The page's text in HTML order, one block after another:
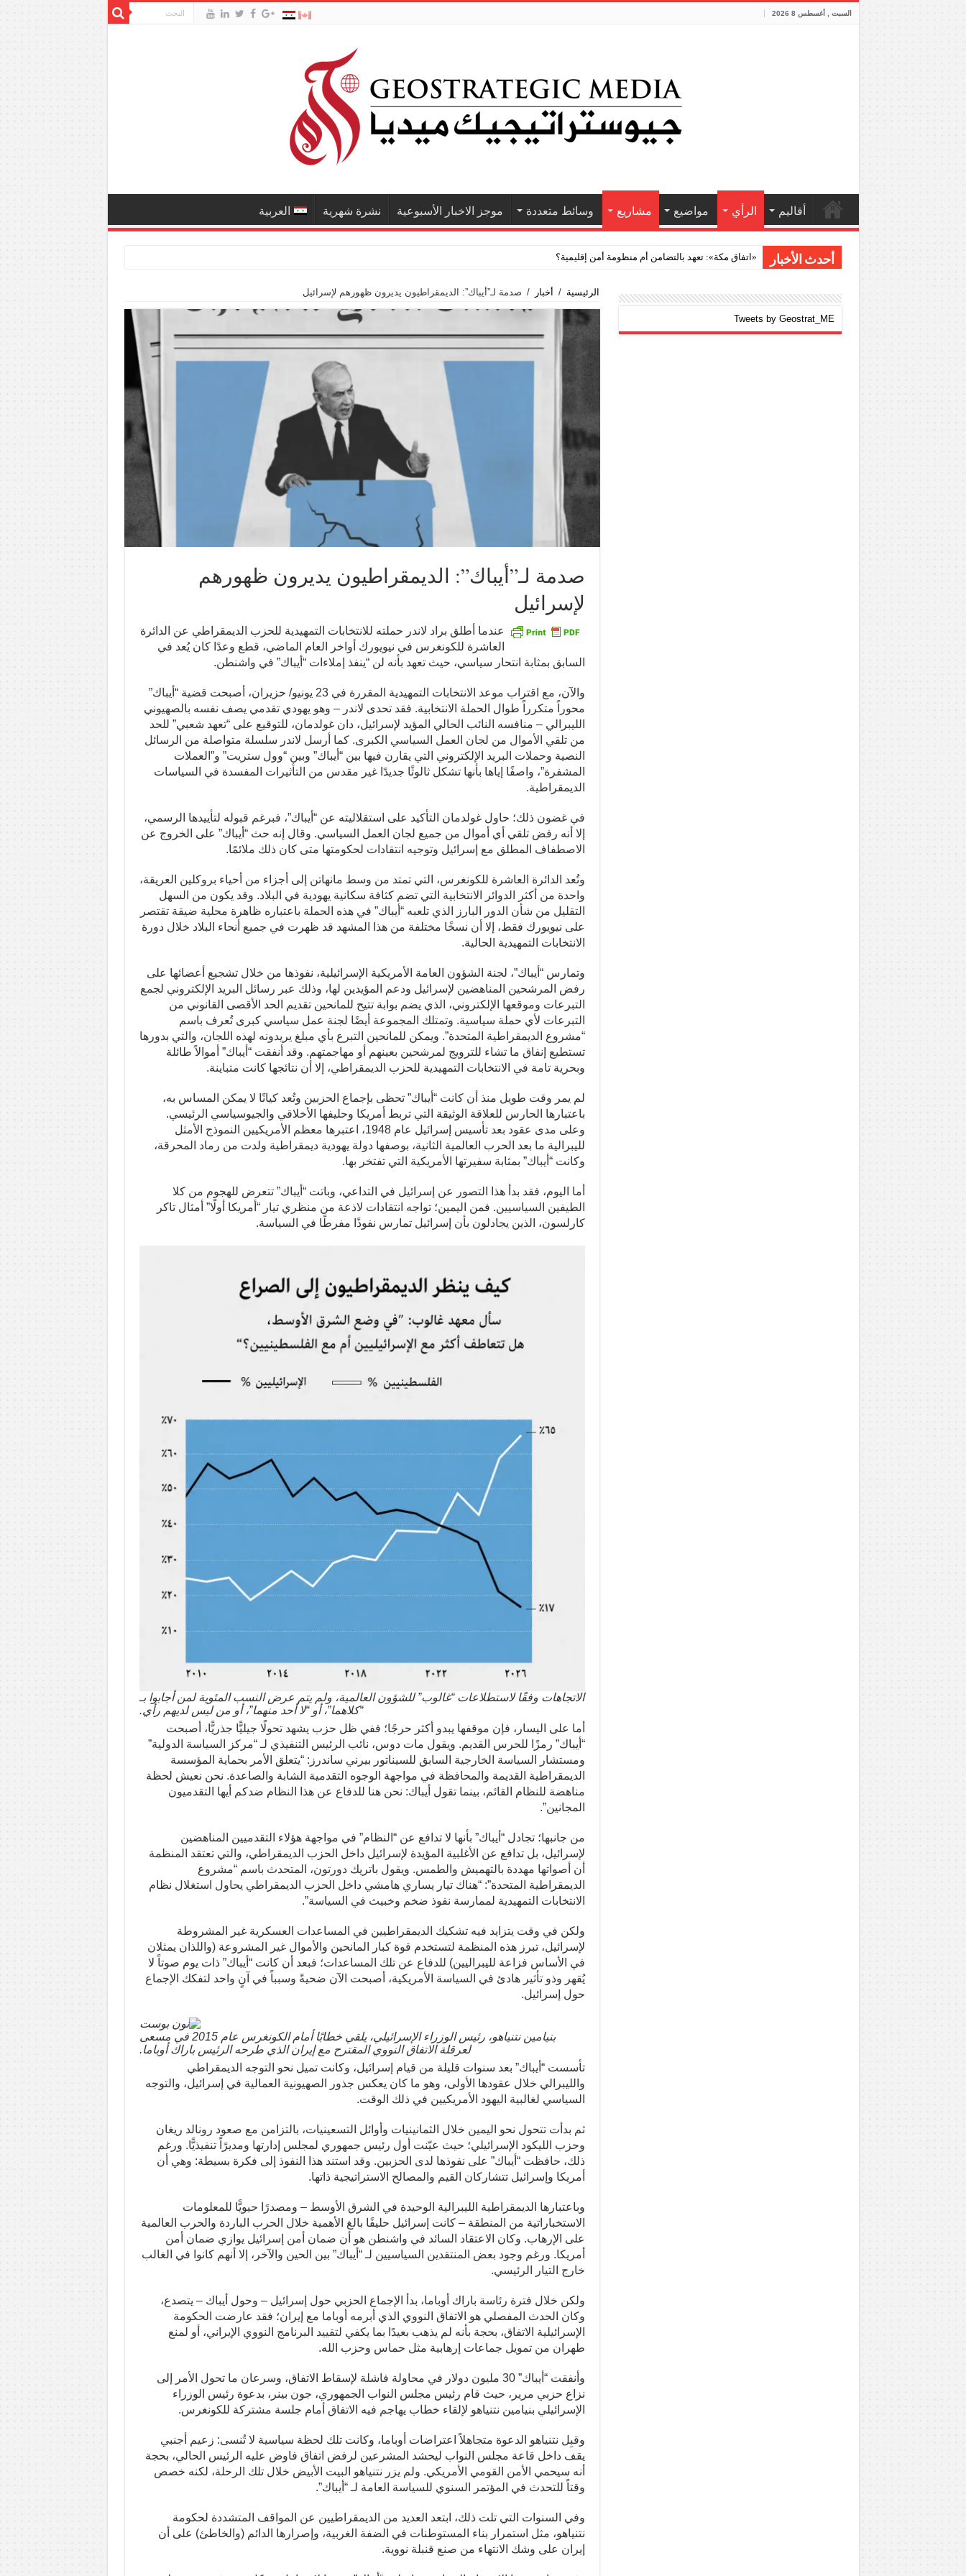
السبت , أغسطس 8 2026
أقاليم الرأي مواضيع مشاريع وسائط متعددة موجز الاخبار الأسبوعية نشرة شهرية العربية
أحدث الأخبار فانتازيا أردنية
الرئيسية / أخبار / صدمة لـ”أيباك”: الديمقراطيون يديرون ظهورهم لإسرائيل
صدمة لـ”أيباك”: الديمقراطيون يديرون ظهورهم
لإسرائيل
عندما أطلق براد لاندر حملته للانتخابات التمهيدية للحزب الديمقراطي عن الدائرة
العاشرة للكونغرس في نيويورك أواخر العام الماضي، قطع وعدًا كان يُعد في
السابق بمثابة انتحار سياسي، حيث تعهد بأنه لن “ينفذ إملاءات “أيباك” في واشنطن.
والآن، مع اقتراب موعد الانتخابات التمهيدية المقررة في 23 يونيو/ حزيران، أصبحت قضية “أيباك”
محوراً متكرراً طوال الحملة الانتخابية. فقد تحدى لاندر – وهو يهودي تقدمي يصف نفسه بالصهيوني
الليبرالي – منافسه النائب الحالي المؤيد لإسرائيل، دان غولدمان، للتوقيع على “تعهد شعبي” للحد
من تلقي الأموال من لجان العمل السياسي الكبرى. كما أرسل لاندر سلسلة متواصلة من الرسائل
النصية وحملات البريد الإلكتروني التي يقارن فيها بين “أيباك” وبين “وول ستريت” و”العملات
المشفرة”، واصفًا إياها بأنها تشكل ثالوثًا جديدًا غير مقدس من التأثيرات المفسدة في السياسات
الديمقراطية.
في غضون ذلك؛ حاول غولدمان التأكيد على استقلاليته عن “أيباك”، فبرغم قبوله لتأييدها الرسمي،
إلا أنه رفض تلقي أي أموال من جميع لجان العمل السياسي. وقال إنه حث “أيباك” على الخروج عن
الاصطفاف المطلق مع إسرائيل وتوجيه انتقادات لحكومتها متى كان ذلك ملائمًا.
وتُعد الدائرة العاشرة للكونغرس، التي تمتد من وسط مانهاتن إلى أجزاء من أحياء بروكلين العريقة،
واحدة من أكثر الدوائر الانتخابية التي تضم كثافة سكانية يهودية في البلاد. وقد يكون من السهل
التقليل من شأن الدور البارز الذي تلعبه “أيباك” في هذه الحملة باعتباره ظاهرة محلية ضيقة تقتصر
على نيويورك فقط، إلا أن نسخًا مختلفة من هذا المشهد قد ظهرت في جميع أنحاء البلاد خلال دورة
الانتخابات التمهيدية الحالية.
وتمارس “أيباك”، لجنة الشؤون العامة الأمريكية الإسرائيلية، نفوذها من خلال تشجيع أعضائها على
رفض المرشحين المناهضين لإسرائيل ودعم المؤيدين لها، وذلك عبر رسائل البريد الإلكتروني لجمع
التبرعات وموقعها الإلكتروني، الذي يضم بوابة تتيح للمانحين تقديم الحد الأقصى القانوني من
التبرعات لأي حملة سياسية. وتمتلك المجموعة أيضًا لجنة عمل سياسي كبرى تُعرف باسم
“مشروع الديمقراطية المتحدة”. ويمكن للمانحين التبرع بأي مبلغ يريدونه لهذه اللجان، والتي بدورها
تستطيع إنفاق ما تشاء للترويج لمرشحين بعينهم أو مهاجمتهم. وقد أنفقت “أيباك” أموالاً طائلة
وبحرية تامة في الانتخابات التمهيدية للحزب الديمقراطي، إلا أن نتائجها كانت متباينة.
لم يمر وقت طويل منذ أن كانت “أيباك” تحظى بإجماع الحزبين وتُعد كيانًا لا يمكن المساس به،
باعتبارها الحارس للعلاقة الوثيقة التي تربط أمريكا وحليفها الأخلاقي والجيوسياسي الرئيسي.
وعلى مدى عقود بعد تأسيس إسرائيل عام 1948، اعتبرها معظم الأمريكيين النموذج الأمثل
لليبرالية ما بعد الحرب العالمية الثانية، بوصفها دولة يهودية ديمقراطية ولدت من رماد المحرقة،
وكانت “أيباك” بمثابة سفيرتها الأمريكية التي تفتخر بها.
أما اليوم، فقد بدأ هذا التصور عن إسرائيل في التداعي، وباتت “أيباك” تتعرض للهجوم من كلا
الطيفين السياسيين. فمن اليمين؛ تواجه انتقادات لاذعة من منظري تيار “أمريكا أولًا” أمثال تاكر
كارلسون، الذين يجادلون بأن إسرائيل تمارس نفوذًا مفرطًا في السياسة.
الاتجاهات وفقًا لاستطلاعات “غالوب” للشؤون العالمية، ولم يتم عرض النسب المئوية لمن أجابوا بـ
“كلاهما”، أو “لا أحد منهما”، أو من ليس لديهم رأي.
أما على اليسار، فإن موقفها يبدو أكثر حرجًا؛ ففي ظل حزب يشهد تحولًا جيليًّا جذريًّا، أصبحت
“أيباك” رمزًا للحرس القديم. ويقول مات دوس، نائب الرئيس التنفيذي لـ “مركز السياسة الدولية”
ومستشار السياسة الخارجية السابق للسيناتور بيرني ساندرز: “يتعلق الأمر بحماية المؤسسة
الديمقراطية القديمة والمحافظة في مواجهة الوجوه التقدمية الشابة والصاعدة. نحن نعيش لحظة
مناهضة للنظام القائم، بينما تقول أيباك: نحن هنا للدفاع عن هذا النظام ضدكم أيها التقدميون
المجانين”.
من جانبها؛ تجادل “أيباك” بأنها لا تدافع عن “النظام” في مواجهة هؤلاء التقدميين المناهضين
لإسرائيل، بل تدافع عن الأغلبية المؤيدة لإسرائيل داخل الحزب الديمقراطي، والتي تعتقد المنظمة
أن أصواتها مهددة بالتهميش والطمس. ويقول باتريك دورتون، المتحدث باسم “مشروع
الديمقراطية المتحدة”: “هناك تيار يساري هامشي داخل الحزب الديمقراطي يحاول استغلال نظام
الانتخابات التمهيدية لممارسة نفوذ ضخم وخبيث في السياسة”.
ولكن في وقت يتزايد فيه تشكيك الديمقراطيين في المساعدات العسكرية غير المشروطة
لإسرائيل، تبرز هذه المنظمة لتستخدم قوة كبار المانحين والأموال غير المشروعة (واللذان يمثلان
في الأساس فزاعة لليبراليين) للدفاع عن تلك المساعدات؛ فبعد أن كانت “أيباك” ذات يوم صوتاً لا
يُقهر وذو تأثير هادئ في السياسة الأمريكية، أصبحت الآن ضحيةً وسبباً في آنٍ واحد لتفكك الإجماع
حول إسرائيل.
بنيامين نتنياهو، رئيس الوزراء الإسرائيلي، يلقي خطابًا أمام الكونغرس عام 2015 في مسعى
لعرقلة الاتفاق النووي المقترح مع إيران الذي طرحه الرئيس باراك أوباما.
تأسست “أيباك” بعد سنوات قليلة من قيام إسرائيل، وكانت تميل نحو التوجه الديمقراطي
والليبرالي خلال عقودها الأولى، وهو ما كان يعكس جذور الصهيونية العمالية في إسرائيل، والتوجه
السياسي لغالبية اليهود الأمريكيين في ذلك الوقت.
ثم بدأت تتحول نحو اليمين خلال الثمانينيات وأوائل التسعينيات، بالتزامن مع صعود رونالد ريغان
وحزب الليكود الإسرائيلي؛ حيث عيّنت أول رئيس جمهوري لمجلس إدارتها ومديرًاً تنفيذيًّا. ورغم
ذلك، حافظت “أيباك” على نفوذها لدى الحزبين. وقد استند هذا النفوذ إلى فكرة بسيطة: وهي أن
أمريكا وإسرائيل تتشاركان القيم والمصالح الاستراتيجية ذاتها.
وباعتبارها الديمقراطية الليبرالية الوحيدة في الشرق الأوسط – ومصدرًا حيويًّا للمعلومات
الاستخباراتية من المنطقة – كانت إسرائيل حليفًا بالغ الأهمية خلال الحرب الباردة والحرب العالمية
على الإرهاب. وكان الاعتقاد السائد في واشنطن هو أن ضمان أمن إسرائيل يوازي ضمان أمن
أمريكا. ورغم وجود بعض المنتقدين السياسيين لـ “أيباك” بين الحين والآخر، إلا أنهم كانوا في الغالب
خارج التيار الرئيسي.
ولكن خلال فترة رئاسة باراك أوباما، بدأ الإجماع الحزبي حول إسرائيل – وحول أيباك – يتصدع،
وكان الحدث المفصلي هو الاتفاق النووي الذي أبرمه أوباما مع إيران؛ فقد عارضت الحكومة
الإسرائيلية الاتفاق، بحجة بأنه لم يذهب بعيدًا بما يكفي لتقييد البرنامج النووي الإيراني، أو لمنع
طهران من تمويل جماعات إرهابية مثل حماس وحزب الله.
وأنفقت “أيباك” 30 مليون دولار في محاولة فاشلة لإسقاط الاتفاق، وسرعان ما تحول الأمر إلى
نزاع حزبي مرير، حيث قام رئيس مجلس النواب الجمهوري، جون بينر، بدعوة رئيس الوزراء
الإسرائيلي بنيامين نتنياهو لإلقاء خطاب يهاجم فيه الاتفاق أمام جلسة مشتركة للكونغرس.
وقبِل نتنياهو الدعوة متجاهلاً اعتراضات أوباما، وكانت تلك لحظة سياسية لا تُنسى: زعيم أجنبي
يقف داخل قاعة مجلس النواب ليحشد المشرعين لرفض اتفاق فاوض عليه الرئيس الحالي، بحجة
أنه سيحمي الأمن القومي الأمريكي. ولم يزر نتنياهو البيت الأبيض خلال تلك الرحلة، لكنه خصص
وقتاً للتحدث في المؤتمر السنوي للسياسة العامة لـ “أيباك”.
وفي السنوات التي تلت ذلك، ابتعد العديد من الديمقراطيين عن المواقف المتشددة لحكومة
نتنياهو، مثل استمرار بناء المستوطنات في الضفة الغربية، وإصرارها الدائم (والخاطئ) على أن
إيران على وشك الانتهاء من صنع قنبلة نووية.
Tweets by Geostrat_ME